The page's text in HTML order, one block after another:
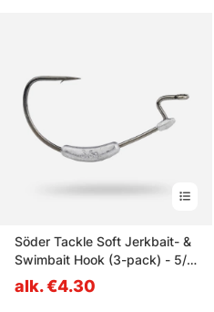
Söder Tackle Soft Jerkbait- &
Swimbait Hook (3-pack) - 5/0
3,5g
alk. €4.30